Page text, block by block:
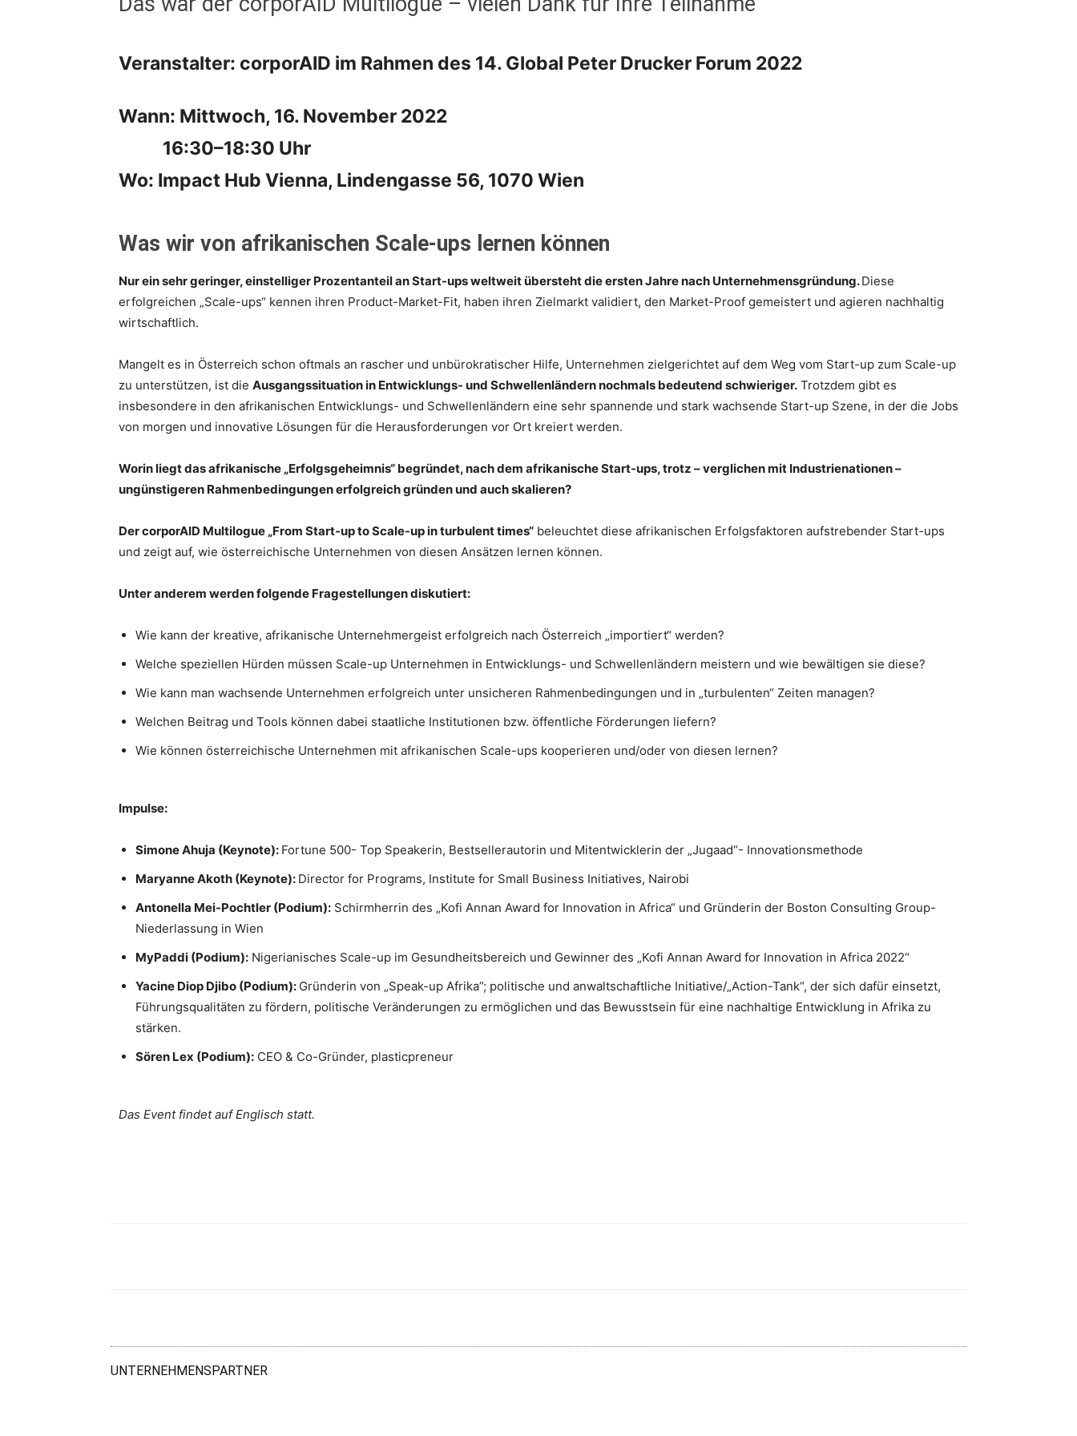
Veranstalter: corporAID im Rahmen des 14. Global Peter Drucker Forum 2022
Wann: Mittwoch, 16. November 2022
16:30–18:30 Uhr
Wo: Impact Hub Vienna, Lindengasse 56, 1070 Wien
Was wir von afrikanischen Scale-ups lernen können
Nur ein sehr geringer, einstelliger Prozentanteil an Start-ups weltweit übersteht die ersten Jahre nach Unternehmensgründung.Diese
erfolgreichen „Scale-ups“ kennen ihren Product-Market-Fit, haben ihren Zielmarkt validiert, den Market-Proof gemeistert und agieren nachhaltig
wirtschaftlich.
Mangelt es in Österreich schon oftmals an rascher und unbürokratischer Hilfe, Unternehmen zielgerichtet auf dem Weg vom Start-up zum Scale-up
zu unterstützen, ist die Ausgangssituation in Entwicklungs- und Schwellenländern nochmals bedeutend schwieriger. Trotzdem gibt es
insbesondere in den afrikanischen Entwicklungs- und Schwellenländern eine sehr spannende und stark wachsende Start-up Szene, in der die Jobs
von morgen und innovative Lösungen für die Herausforderungen vor Ort kreiert werden.
Worin liegt das afrikanische „Erfolgsgeheimnis“ begründet, nach dem afrikanische Start-ups, trotz – verglichen mit Industrienationen –
ungünstigeren Rahmenbedingungen erfolgreich gründen und auch skalieren?
Der corporAID Multilogue „From Start-up to Scale-up in turbulent times“ beleuchtet diese afrikanischen Erfolgsfaktoren aufstrebender Start-ups
und zeigt auf, wie österreichische Unternehmen von diesen Ansätzen lernen können.
Unter anderem werden folgende Fragestellungen diskutiert:
Wie kann der kreative, afrikanische Unternehmergeist erfolgreich nach Österreich „importiert“ werden?
Welche speziellen Hürden müssen Scale-up Unternehmen in Entwicklungs- und Schwellenländern meistern und wie bewältigen sie diese?
Wie kann man wachsende Unternehmen erfolgreich unter unsicheren Rahmenbedingungen und in „turbulenten“ Zeiten managen?
Welchen Beitrag und Tools können dabei staatliche Institutionen bzw. öffentliche Förderungen liefern?
Wie können österreichische Unternehmen mit afrikanischen Scale-ups kooperieren und/oder von diesen lernen?
Impulse:
Simone Ahuja (Keynote): Fortune 500- Top Speakerin, Bestsellerautorin und Mitentwicklerin der „Jugaad“- Innovationsmethode
Maryanne Akoth (Keynote): Director for Programs, Institute for Small Business Initiatives, Nairobi
Antonella Mei-Pochtler (Podium): Schirmherrin des „Kofi Annan Award for Innovation in Africa“ und Gründerin der Boston Consulting Group-
Niederlassung in Wien
MyPaddi (Podium): Nigerianisches Scale-up im Gesundheitsbereich und Gewinner des „Kofi Annan Award for Innovation in Africa 2022“
Yacine Diop Djibo (Podium): Gründerin von „Speak-up Afrika”; politische und anwaltschaftliche Initiative/„Action-Tank“, der sich dafür einsetzt,
Führungsqualitäten zu fördern, politische Veränderungen zu ermöglichen und das Bewusstsein für eine nachhaltige Entwicklung in Afrika zu
stärken.
Sören Lex (Podium): CEO & Co-Gründer, plasticpreneur
Das Event findet auf Englisch statt.
UNTERNEHMENSPARTNER